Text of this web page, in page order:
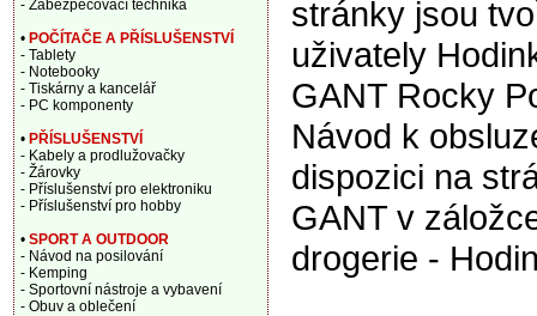
stránky jsou
uživately
GANT Rocky
Návod k
dispozici na
GANT v
drogerie -
- Zabezpečovací technika
• POČÍTAČE A PŘÍSLUŠENSTVÍ
- Tablety
- Notebooky
- Tiskárny a kancelář
- PC komponenty
• PŘÍSLUŠENSTVÍ
- Kabely a prodlužovačky
- Žárovky
- Příslušenství pro elektroniku
- Příslušenství pro hobby
• SPORT A OUTDOOR
- Návod na posilování
- Kemping
- Sportovní nástroje a vybavení
- Obuv a oblečení